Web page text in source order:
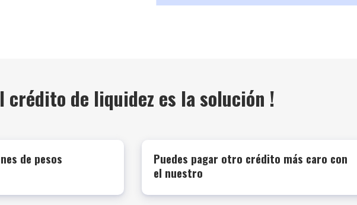
crédito de liquidez es la solución !
de pesos
Puedes pagar otro crédito más caro con
el nuestro